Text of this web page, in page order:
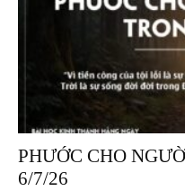
PHƯỚC CHO
6/7/26